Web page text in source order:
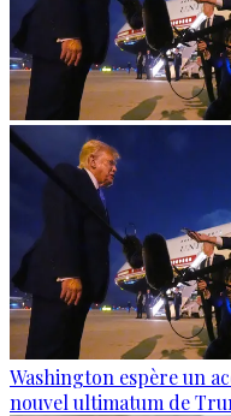
Washington espère un
nouvel ultimatum de